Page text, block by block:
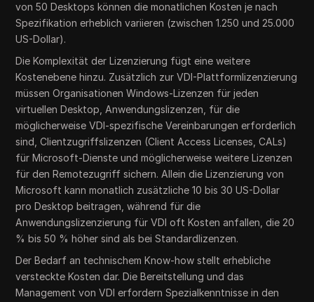
von 50 Desktops können die monatlichen Kosten je nach
Spezifikation erheblich variieren (zwischen 1.250 und 25.000
US-Dollar).
Die Komplexität der Lizenzierung fügt eine weitere
Kostenebene hinzu. Zusätzlich zur VDI-Plattformlizenzierung
müssen Organisationen Windows-Lizenzen für jeden
virtuellen Desktop, Anwendungslizenzen, für die
möglicherweise VDI-spezifische Vereinbarungen erforderlich
sind, Clientzugriffslizenzen (Client Access Licenses, CALs)
für Microsoft-Dienste und möglicherweise weitere Lizenzen
für den Remotezugriff sichern. Allein die Lizenzierung von
Microsoft kann monatlich zusätzliche 10 bis 30 US-Dollar
pro Desktop beitragen, während für die
Anwendungslizenzierung für VDI oft Kosten anfallen, die 20
% bis 50 % höher sind als bei Standardlizenzen.
Der Bedarf an technischem Know-how stellt erhebliche
versteckte Kosten dar. Die Bereitstellung und das
Management von VDI erfordern Spezialkenntnisse in den